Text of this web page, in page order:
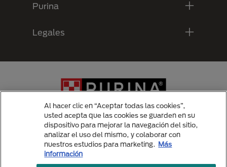
Purina
Legales
Menu Footer Secundario Purina
Al hacer clic en “Aceptar todas las cookies”,
usted acepta que las cookies se guarden en su
dispositivo para mejorar la navegación del sitio,
analizar el uso del mismo, y colaborar con
nuestros estudios para marketing. Más
información